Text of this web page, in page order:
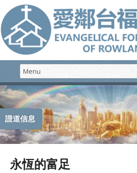
證道信息
永恆的富足